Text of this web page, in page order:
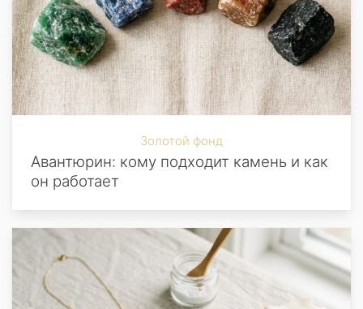
Золотой фонд
Авантюрин: кому подходит камень и как
он работает